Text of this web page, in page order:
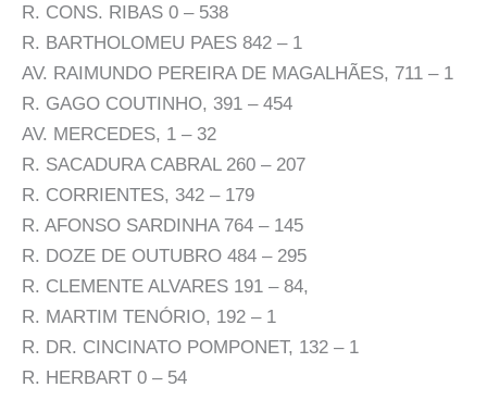
R. CONS. RIBAS 0 – 538
R. BARTHOLOMEU PAES 842 – 1
AV. RAIMUNDO PEREIRA DE MAGALHÃES, 711 – 1
R. GAGO COUTINHO, 391 – 454
AV. MERCEDES, 1 – 32
R. SACADURA CABRAL 260 – 207
R. CORRIENTES, 342 – 179
R. AFONSO SARDINHA 764 – 145
R. DOZE DE OUTUBRO 484 – 295
R. CLEMENTE ALVARES 191 – 84,
R. MARTIM TENÓRIO, 192 – 1
R. DR. CINCINATO POMPONET, 132 – 1
R. HERBART 0 – 54